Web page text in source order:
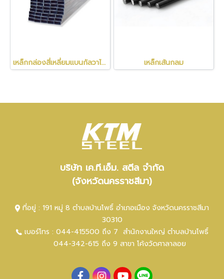
เหล็กกล่องสี่เหลี่ยมแบนกัลวาไนซ์ เหล็กเส้นกลม
บริษัท เค.ที.เอ็ม. สตีล จำกัด
(จังหวัดนครราชสีมา)
ที่อยู่ : 191 หมู่ 8 ตำบลบ้านโพธิ์ อำเภอเมือง จังหวัดนครราชสีมา
30310
เบอร์โทร : 044-415500 ถึง 7 สำนักงานใหญ่ ตำบลบ้านโพธิ์
044-342-615 ถึง 9 สาขา โค้งวัดศาลาลอย